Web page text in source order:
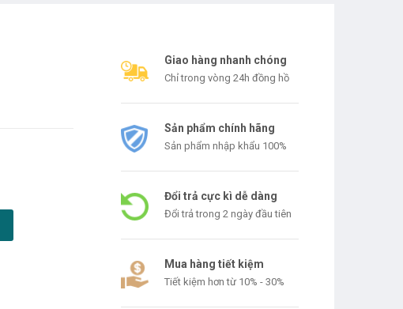
Giao hàng nhanh chóng
Chỉ trong vòng 24h đồng hồ
Sản phẩm chính hãng
Sản phẩm nhập khẩu 100%
Đổi trả cực kì dễ dàng
Đổi trả trong 2 ngày đầu tiên
Mua hàng tiết kiệm
Tiết kiệm hơn từ 10% - 30%